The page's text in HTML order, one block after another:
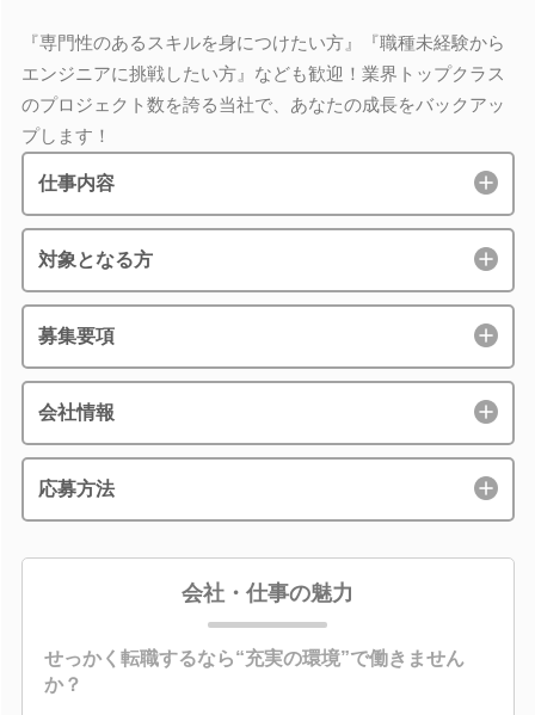
『専門性のあるスキルを身につけたい方』『職種未経験から
エンジニアに挑戦したい方』なども歓迎！業界トップクラス
のプロジェクト数を誇る当社で、あなたの成長をバックアッ
プします！
仕事内容
対象となる方
募集要項
会社情報
応募方法
会社・仕事の魅力
せっかく転職するなら“充実の環境”で働きません
か？